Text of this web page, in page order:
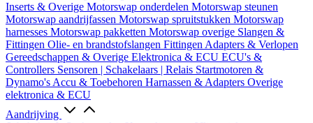
Inserts & Overige Motorswap onderdelen Motorswap steunen
Motorswap aandrijfassen Motorswap spruitstukken Motorswap
harnesses Motorswap pakketten Motorswap overige Slangen &
Fittingen Olie- en brandstofslangen Fittingen Adapters & Verlopen
Gereedschappen & Overige Elektronica & ECU ECU's &
Controllers Sensoren | Schakelaars | Relais Startmotoren &
Dynamo's Accu & Toebehoren Harnassen & Adapters Overige
elektronica & ECU
Aandrijving